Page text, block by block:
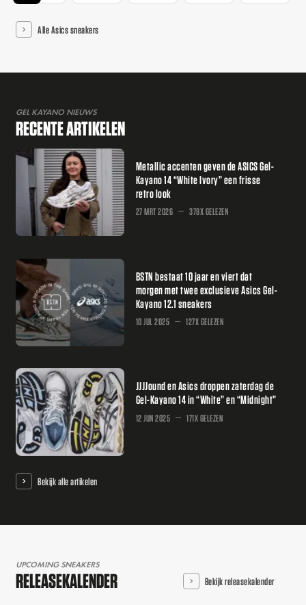
Alle Asics sneakers
GEL KAYANO NIEUWS
RECENTE ARTIKELEN
Metallic accenten geven de ASICS Gel-
Kayano 14 “White Ivory” een frisse
retro look
27 MRT 2026 378X GELEZEN
BSTN bestaat 10 jaar en viert dat
morgen met twee exclusieve Asics Gel-
Kayano 12.1 sneakers
10 JUL 2025 127X GELEZEN
JJJJound en Asics droppen zaterdag de
Gel-Kayano 14 in “White” en “Midnight”
12 JUN 2025 171X GELEZEN
Bekijk alle artikelen
UPCOMING SNEAKERS
RELEASEKALENDER Bekijk releasekalender